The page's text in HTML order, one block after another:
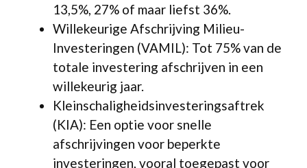
13,5%, 27% of maar liefst 36%.
Willekeurige Afschrijving Milieu-
Investeringen (VAMIL): Tot 75% van de
totale investering afschrijven in een
willekeurig jaar.
Kleinschaligheidsinvesteringsaftrek
(KIA): Een optie voor snelle
afschrijvingen voor beperkte
investeringen, vooral toegepast voor